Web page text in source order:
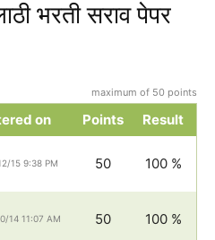
भरती सराव पेपर
maximum of 50 points
on Points Result
15 9:38 PM 50 100 %
14 11:07 AM 50 100 %